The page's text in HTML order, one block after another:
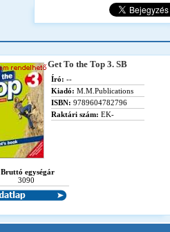
Get To the Top 3. SB
Író: --
Kiadó: M.M.Publications
ISBN: 9789604782796
Raktári szám: EK-
Bruttó egységár
3090